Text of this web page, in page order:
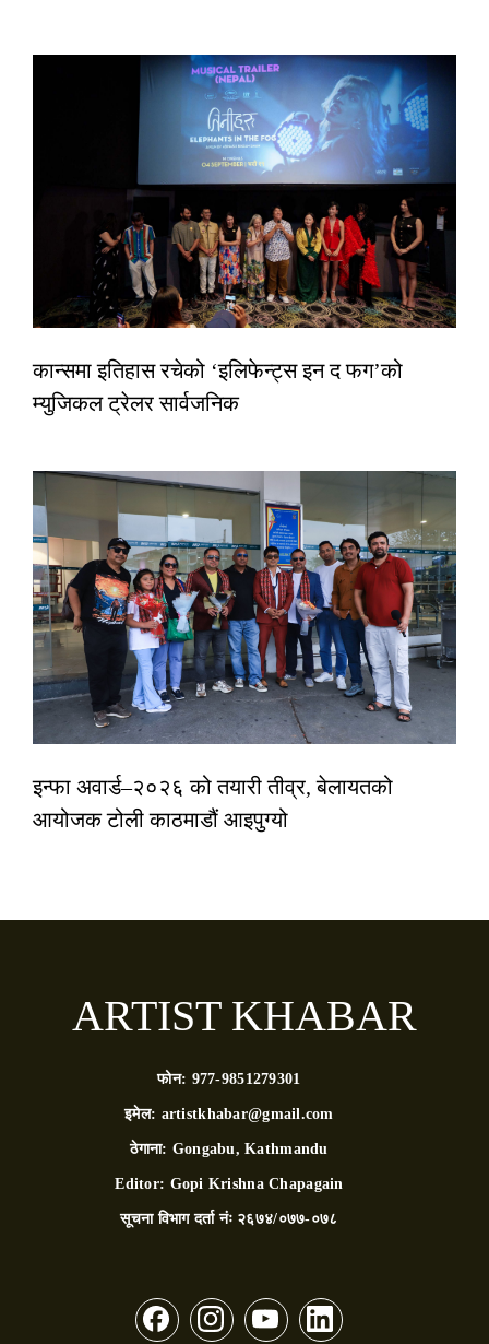
कान्समा इतिहास रचेको ‘इलिफेन्ट्स इन द फग’को
म्युजिकल ट्रेलर सार्वजनिक
इन्फा अवार्ड–२०२६ को तयारी तीव्र, बेलायतको
आयोजक टोली काठमाडौं आइपुग्यो
ARTIST KHABAR
फोन: 977-9851279301
इमेल: artistkhabar@gmail.com
ठेगाना: Gongabu, Kathmandu
Editor: Gopi Krishna Chapagain
सूचना विभाग दर्ता नंः २६७४/०७७-०७८